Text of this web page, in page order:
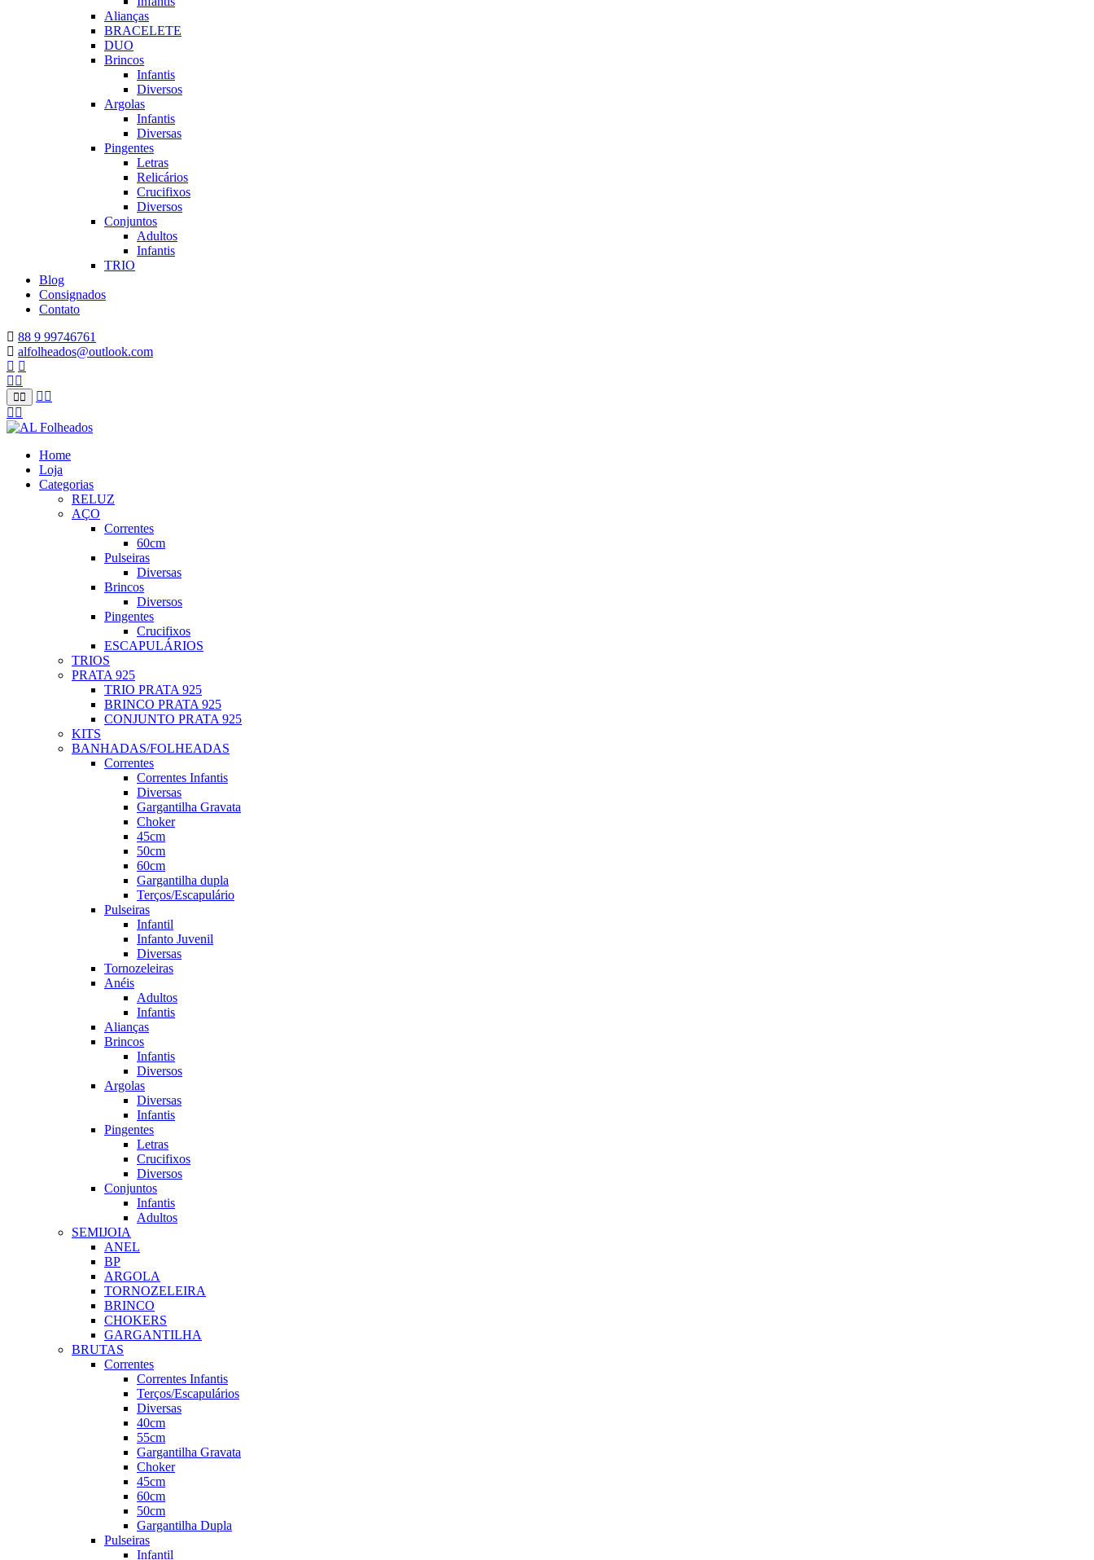
Alianças
BRACELETE
DUO
Brincos
Infantis
Diversos
Argolas
Infantis
Diversas
Pingentes
Letras
Relicários
Crucifixos
Diversos
Conjuntos
Adultos
Infantis
TRIO
Blog
Consignados
Contato
88 9 99746761
alfolheados@outlook.com
Home
Loja
Categorias
RELUZ
AÇO
Correntes
60cm
Pulseiras
Diversas
Brincos
Diversos
Pingentes
Crucifixos
ESCAPULÁRIOS
TRIOS
PRATA 925
TRIO PRATA 925
BRINCO PRATA 925
CONJUNTO PRATA 925
KITS
BANHADAS/FOLHEADAS
Correntes
Correntes Infantis
Diversas
Gargantilha Gravata
Choker
45cm
50cm
60cm
Gargantilha dupla
Terços/Escapulário
Pulseiras
Infantil
Infanto Juvenil
Diversas
Tornozeleiras
Anéis
Adultos
Infantis
Alianças
Brincos
Infantis
Diversos
Argolas
Diversas
Infantis
Pingentes
Letras
Crucifixos
Diversos
Conjuntos
Infantis
Adultos
SEMIJOIA
ANEL
BP
ARGOLA
TORNOZELEIRA
BRINCO
CHOKERS
GARGANTILHA
BRUTAS
Correntes
Correntes Infantis
Terços/Escapulários
Diversas
40cm
55cm
Gargantilha Gravata
Choker
45cm
60cm
50cm
Gargantilha Dupla
Pulseiras
Infantil